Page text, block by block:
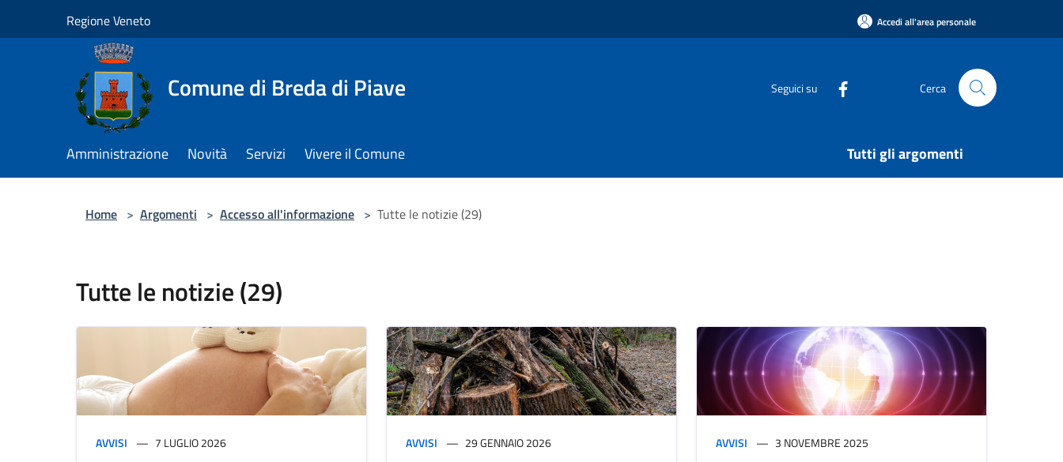
Regione Veneto Accedi all'area personale
Comune di Breda di Piave Seguici su Cerca
Amministrazione Novità Servizi Vivere il Comune Tutti gli argomenti
Home > Argomenti > Accesso all'informazione > Tutte le notizie (29)
Tutte le notizie (29)
AVVISI 7 LUGLIO 2026 AVVISI 29 GENNAIO 2026 AVVISI 3 NOVEMBRE 2025